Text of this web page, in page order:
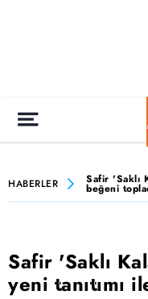
HABERLER Safir 'Saklı
beğeni
Safir 'Saklı
yeni tanıtımı